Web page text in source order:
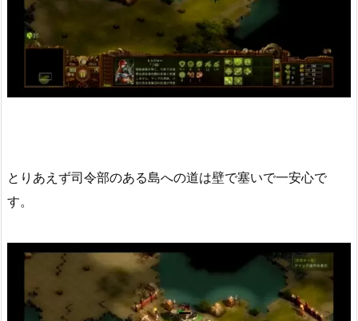
とりあえず司令部のある島への道は壁で塞いで一安心で
す。